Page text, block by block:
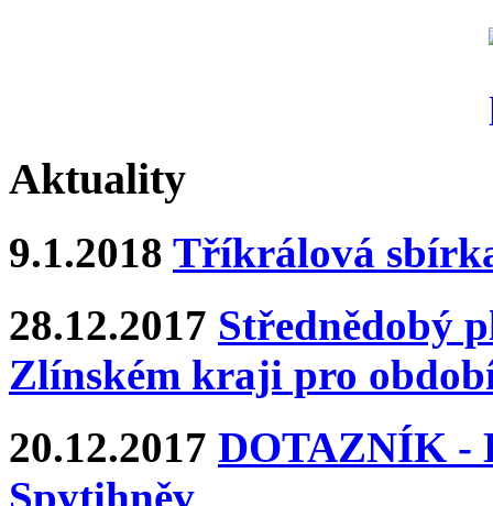
Aktuality
9.1.2018 Tříkrálová
28.12.2017 Střednědobý
Zlínském kraji pro
20.12.2017 DOTAZNÍK -